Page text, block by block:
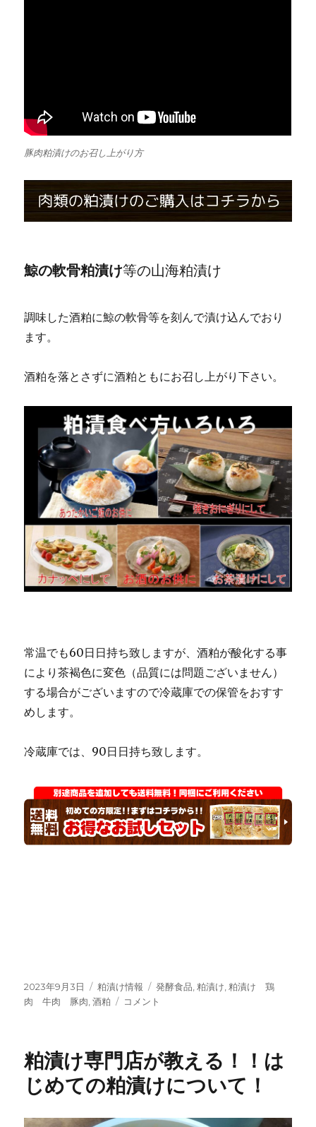
豚肉粕漬けのお召し上がり方
鯨の軟骨粕漬け等の山海粕漬け
調味した酒粕に鯨の軟骨等を刻んで漬け込んでおり
ます。
酒粕を落とさずに酒粕ともにお召し上がり下さい。
常温でも60日日持ち致しますが、酒粕が酸化する事
により茶褐色に変色（品質には問題ございません）
する場合がございますので冷蔵庫での保管をおすす
めします。
冷蔵庫では、90日日持ち致します。
投
稿
2023年9月3日
カ
テ
粕漬け情報
タ
グ
発酵食品 粕漬け 粕漬け 鶏
肉 牛肉 豚肉 ,酒粕
粕
食
べ
方！！
漬
コメント
粕漬け専門店が教える！！は
じめての粕漬けについて！